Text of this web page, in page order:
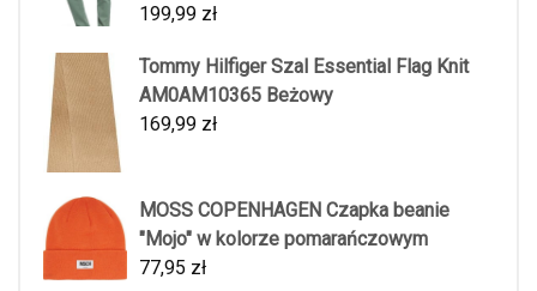
199,99 zł
Tommy Hilfiger Szal Essential Flag Knit
AM0AM10365 Beżowy
169,99 zł
MOSS COPENHAGEN Czapka beanie
"Mojo" w kolorze pomarańczowym
77,95 zł